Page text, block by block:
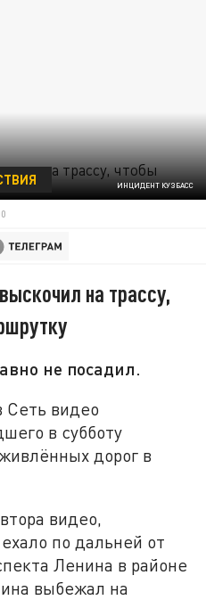
ИНЦИДЕНТ КУЗБАСС
на трассу,
не посадил.
видео
в субботу
дорог в
видео,
по дальней от
Ленина в районе
выбежал на